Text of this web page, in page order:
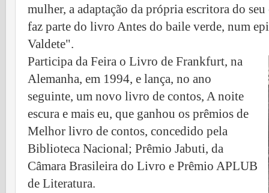
mulher, a adaptação da própria escritora do
faz parte do livro Antes do baile verde, num
Valdete".
Participa da Feira o Livro de Frankfurt, na
Alemanha, em 1994, e lança, no ano
seguinte, um novo livro de contos, A noite
escura e mais eu, que ganhou os prêmios de
Melhor livro de contos, concedido pela
Biblioteca Nacional; Prêmio Jabuti, da
Câmara Brasileira do Livro e Prêmio APLUB
de Literatura.